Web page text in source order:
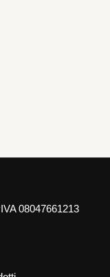
08047661213